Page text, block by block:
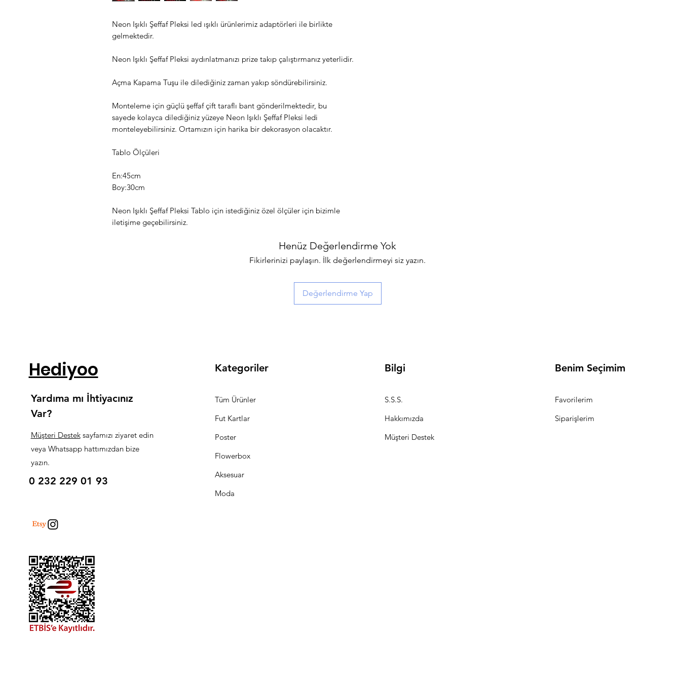
Neon Işıklı Şeffaf Pleksi led ışıklı ürünlerimiz adaptörleri ile birlikte
gelmektedir.
Neon Işıklı Şeffaf Pleksi aydınlatmanızı prize takıp çalıştırmanız yeterlidir.
Açma Kapama Tuşu ile dilediğiniz zaman yakıp söndürebilirsiniz.
Monteleme için güçlü şeffaf çift taraflı bant gönderilmektedir, bu
sayede kolayca dilediğiniz yüzeye Neon Işıklı Şeffaf Pleksi ledi
monteleyebilirsiniz. Ortamızın için harika bir dekorasyon olacaktır.
Tablo Ölçüleri
En:45cm
Boy:30cm
Neon Işıklı Şeffaf Pleksi Tablo için istediğiniz özel ölçüler için bizimle
iletişime geçebilirsiniz.
Henüz Değerlendirme Yok
Fikirlerinizi paylaşın. İlk değerlendirmeyi siz yazın.
Değerlendirme Yap
Hediyoo
Yardıma mı İhtiyacınız
Var?
Müşteri Desteksayfamızı ziyaret edin
veya Whatsapp hattımızdan bize
yazın.
0 232 229 01 93
Kategoriler
Tüm Ürünler
Fut Kartlar
Poster
Flowerbox
Aksesuar
Moda
Bilgi
S.S.S.
Hakkımızda
Müşteri Destek
Benim Seçimim
Favorilerim
Siparişlerim